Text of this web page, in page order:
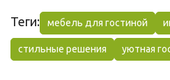
Теги: мебель для гостиной
стильные решения уютная